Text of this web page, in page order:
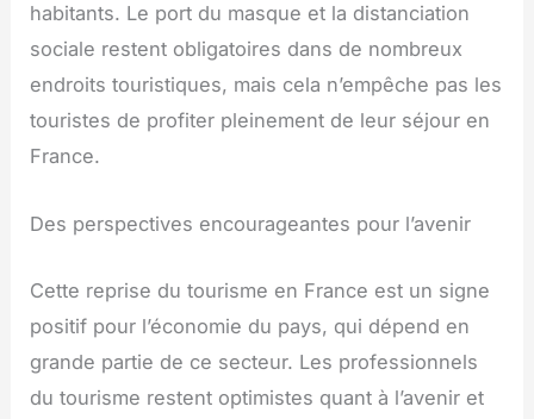
habitants. Le port du masque et la distanciation
sociale restent obligatoires dans de nombreux
endroits touristiques, mais cela n’empêche pas les
touristes de profiter pleinement de leur séjour en
France.
Des perspectives encourageantes pour l’avenir
Cette reprise du tourisme en France est un signe
positif pour l’économie du pays, qui dépend en
grande partie de ce secteur. Les professionnels
du tourisme restent optimistes quant à l’avenir et